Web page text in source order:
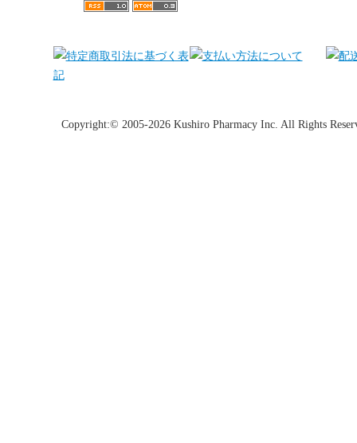
Copyright:© 2005-2026 Kushiro Pharmacy Inc. All Rights